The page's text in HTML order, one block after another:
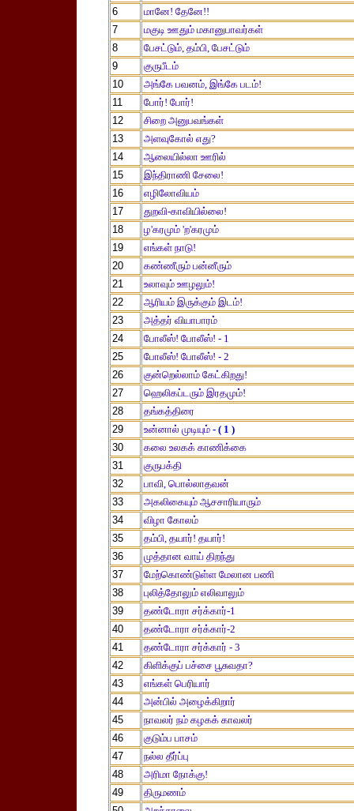
6
மானே! தேனே!!
7
மகுடி ஊதும் மகானுபாவர்கள்
8
பேசட்டும், தம்பி, பேசட்டும்
9
குருபீடம்
10
அங்கே பவனம், இங்கே படம்!
11
போர்! போர்!
12
சிறை அனுபவங்கள்
13
அளவுகோல் எது?
14
ஆலையில்லா ஊரில்
15
இந்திராணி சேலை!
16
எழிலோவியம்
17
துறவி-காவியில்லை!
18
ழ'கரமும் 'ற'கரமும்
19
எங்கள் நாடு!
20
கண்ணீரும் பன்னீரும்
21
உலாவும் ஊழலும்!
22
ஆரியம் இருக்கும் இடம்!
23
அத்தர் வியாபாரம்
24
போலீஸ்! போலீஸ்! - 1
25
போலீஸ்! போலீஸ்! - 2
26
குன்றெல்லாம் கேட்கிறது!
27
ஹெலிகப்டரும் இரதமும்!
28
தங்கத்திரை
29
உன்னால் முடியும் - ( 1 )
30
கலை உலகக் காணிக்கை
31
குருபக்தி
32
பாவி, பொல்லாதவன்
33
அகலிகையும் ஆசசாரியாரும்
34
விழா கோலம்
35
தம்பி, தயார்! தயார்!
36
முத்தான வாய் திறந்து
37
மேற்கொண்டுள்ள மேலான பணி
38
புலித்தோலும் எலிவாலும்
39
தண்டோரா சர்க்கார்-1
40
தண்டோரா சர்க்கார்-2
41
தண்டோரா சர்க்கார் - 3
42
கிளிக்குப் பச்சை பூசுவதா?
43
எங்கள் பெரியார்
44
அன்பில் அழைக்கிறார்
45
நாவலர் நம் கழகக் காவலர்
46
குடும்ப பாசம்
47
நல்ல தீர்ப்பு
48
அரிமா நோக்கு!
49
திருமணம்